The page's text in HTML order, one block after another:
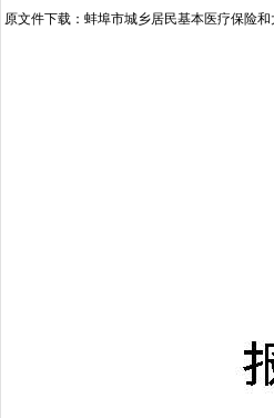
原文件下载： 蚌埠市城乡居民基本医疗保险